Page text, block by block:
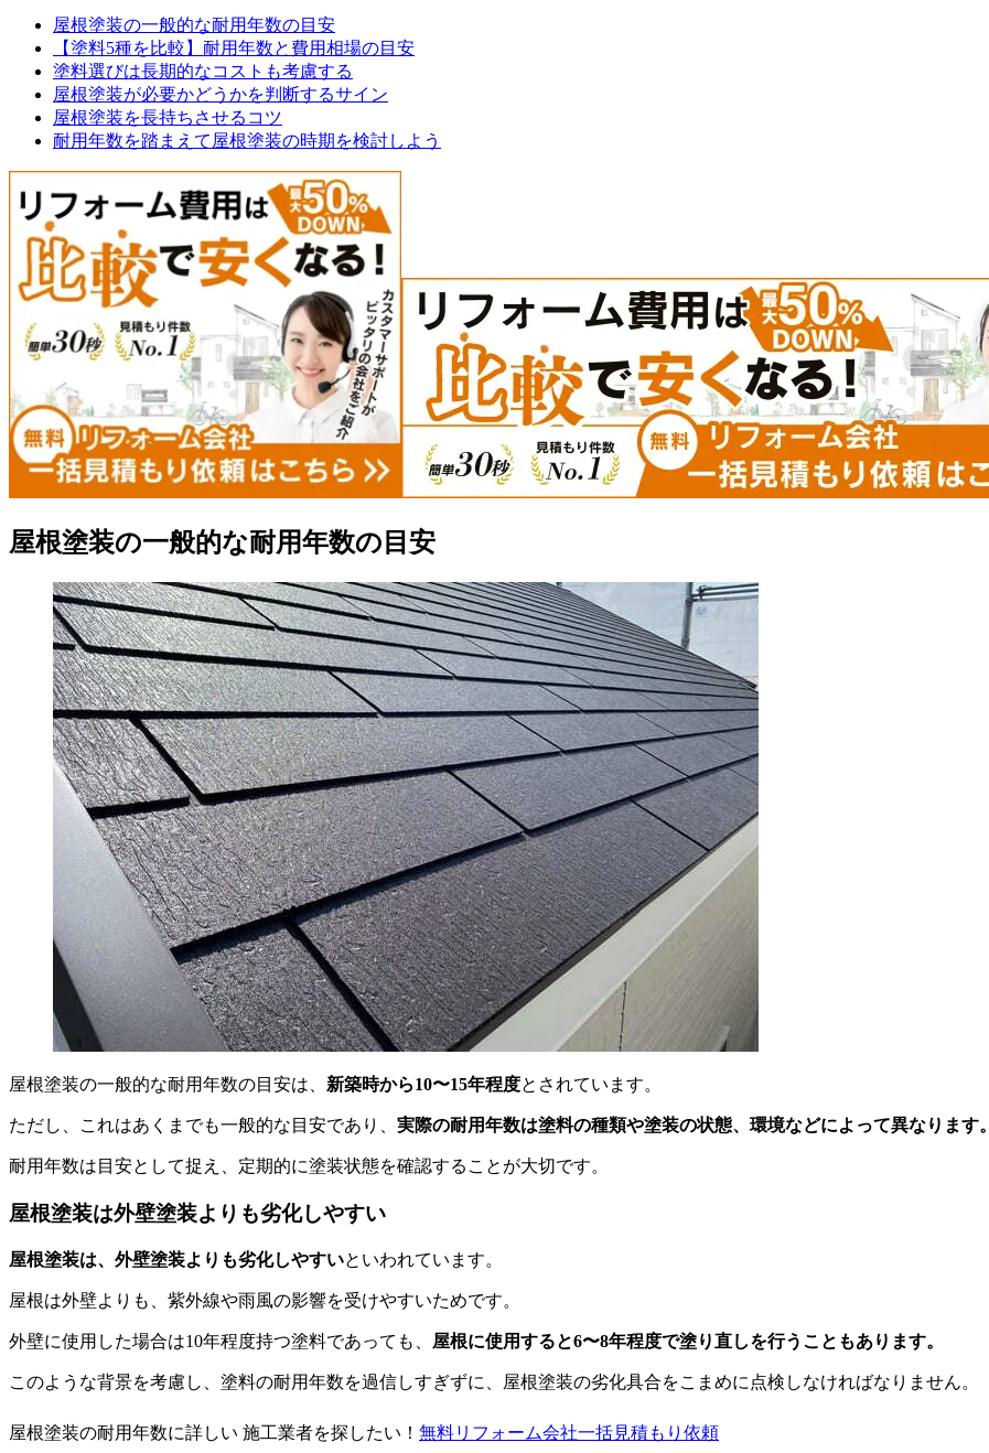
屋根塗装の一般的な耐用年数の目安
【塗料5種を比較】耐用年数と費用相場の目安
塗料選びは長期的なコストも考慮する
屋根塗装が必要かどうかを判断するサイン
屋根塗装を長持ちさせるコツ
耐用年数を踏まえて屋根塗装の時期を検討しよう
屋根塗装の一般的な耐用年数の目安
屋根塗装の一般的な耐用年数の目安は、 新築時から10〜15年程度とされています。
ただし、これはあくまでも一般的な目安であり、 実際の耐用年数は塗料の種類や塗装の状態、環境などによって異なります。
耐用年数は目安として捉え、定期的に塗装状態を確認することが大切です。
屋根塗装は外壁塗装よりも劣化しやすい
屋根塗装は、外壁塗装よりも劣化しやすいといわれています。
屋根は外壁よりも、紫外線や雨風の影響を受けやすいためです。
外壁に使用した場合は10年程度持つ塗料であっても、 屋根に使用すると6〜8年程度で塗り直しを行うこともあります。
このような背景を考慮し、塗料の耐用年数を過信しすぎずに、屋根塗装の劣化具合をこまめに点検しなければなりません。
屋根塗装の耐用年数に詳しい 施工業者を探したい！ 無料リフォーム会社一括見積もり依頼